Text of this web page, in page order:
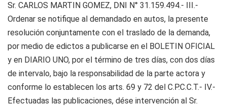
Sr. CARLOS MARTIN GOMEZ, DNI N° 31.159.494.- III.-
Ordenar se notifique al demandado en autos, la presente
resolución conjuntamente con el traslado de la demanda,
por medio de edictos a publicarse en el BOLETIN OFICIAL
y en DIARIO UNO, por el término de tres días, con dos días
de intervalo, bajo la responsabilidad de la parte actora y
conforme lo establecen los arts. 69 y 72 del C.P.C.C.T.- IV.-
Efectuadas las publicaciones, dése intervención al Sr.